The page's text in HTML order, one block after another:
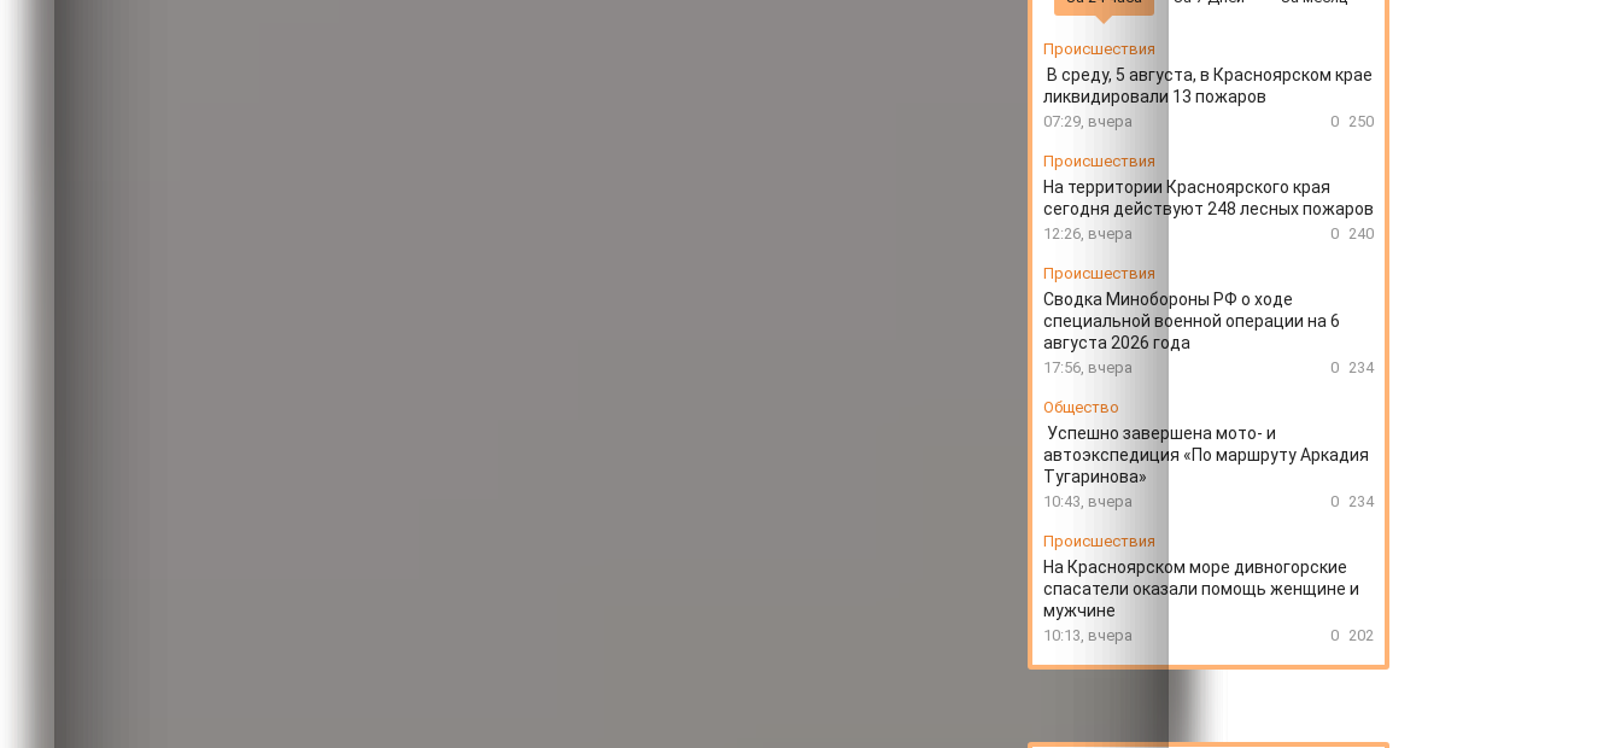
Происшествия
В среду, 5 августа, в Красноярском крае
ликвидировали 13 пожаров
07:29, вчера 0 250
Происшествия
На территории Красноярского края
сегодня действуют 248 лесных пожаров
12:26, вчера 0 240
Происшествия
Сводка Минобороны РФ о ходе
специальной военной операции на 6
августа 2026 года
17:56, вчера 0 234
Общество
Успешно завершена мото- и
автоэкспедиция «По маршруту Аркадия
Тугаринова»
10:43, вчера 0 234
Происшествия
На Красноярском море дивногорские
спасатели оказали помощь женщине и
мужчине
10:13, вчера 0 202